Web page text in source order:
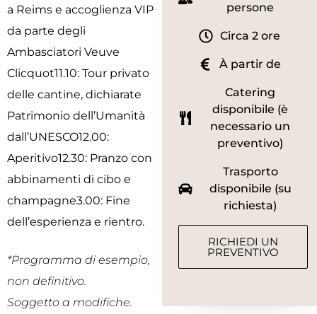
a Reims e accoglienza VIP
da parte degli
Ambasciatori Veuve
Clicquot11.10: Tour privato
delle cantine, dichiarate
Patrimonio dell’Umanità
dall’UNESCO12.00:
Aperitivo12.30: Pranzo con
abbinamenti di cibo e
champagne3.00: Fine
dell’esperienza e rientro.
*Programma di esempio,
non definitivo.
Soggetto a modifiche.
persone
Circa 2 ore
À partir de
Catering
disponibile (è
necessario un
preventivo)
Trasporto
disponibile (su
richiesta)
RICHIEDI UN
PREVENTIVO